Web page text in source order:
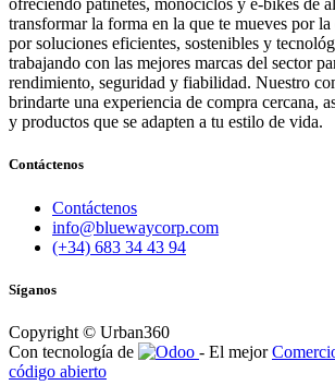
ofreciendo patinetes, monociclos y e-bikes de
transformar la forma en la que te mueves por
por soluciones eficientes, sostenibles y
trabajando con las mejores marcas del sector
rendimiento, seguridad y fiabilidad. Nuestro
brindarte una experiencia de compra cercana,
y productos que se adapten a tu estilo de vida.
Contáctenos
Contáctenos
info@bluewaycorp.com
(+34) 683 34 43 94
Síganos
Copyright © Urban360
Con tecnología de
- El mejor
código abierto